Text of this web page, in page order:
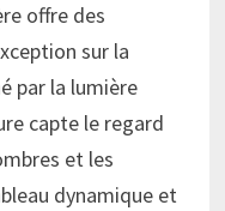
offre des
sur la
par la lumière
capte le regard
et les
dynamique et